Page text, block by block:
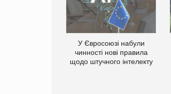
У Євросоюзі набули
чинності нові правила
щодо штучного інтелекту